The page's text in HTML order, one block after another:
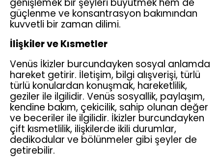
güçlenme ve konsantrasyon bakımından
kuvvetli bir zaman dilimi.
İlişkiler ve Kısmetler
Venüs İkizler burcundayken sosyal anlamda
hareket getirir. İletişim, bilgi alışverişi, türlü
türlü konulardan konuşmak, hareketlilik,
geziler ile ilgilidir. Venüs sosyallik, paylaşım,
kendine bakım, çekicilik, sahip olunan değer
ve beceriler ile ilgilidir. İkizler burcundayken
çift kısmetlilik, ilişkilerde ikili durumlar,
dedikodular ve bölünmeler gibi şeyler de
getirebilir.